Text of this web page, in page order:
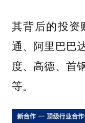
其背后的投资
通、阿里巴巴
度、高德、首
等。